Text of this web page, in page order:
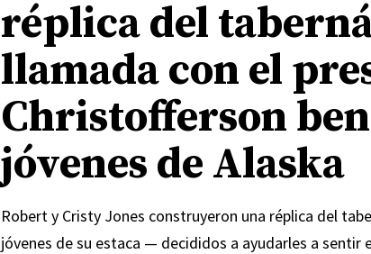
réplica del
llamada con el
Christofferson
jóvenes de Alaska
Robert y Cristy Jones construyeron una réplica del
jóvenes de su estaca — decididos a ayudarles a sentir